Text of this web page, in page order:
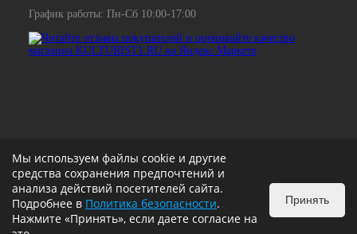
График работы: Пн-Сб 10:00-17:00
Мы используем файлы cookie и другие
средства сохранения предпочтений и
анализа действий посетителей сайта.
Подробнее в Политика безопасности.
Нажмите «Принять», если даете согласие на
Принять